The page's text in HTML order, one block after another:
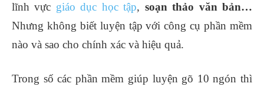
lĩnh vực giáo dục học tập, soạn thảo văn bản…
Nhưng không biết luyện tập với công cụ phần mềm
nào và sao cho chính xác và hiệu quả.
Trong số các phần mềm giúp luyện gõ 10 ngón thì